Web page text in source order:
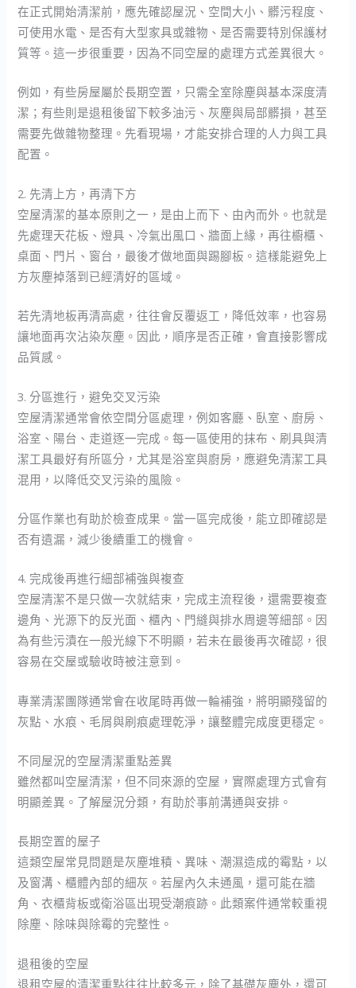
在正式開始清潔前，應先確認屋況、空間大小、髒污程度、
可使用水電、是否有大型家具或雜物、是否需要特別保護材
質等。這一步很重要，因為不同空屋的處理方式差異很大。
例如，有些房屋屬於長期空置，只需全室除塵與基本深度清
潔；有些則是退租後留下較多油污、灰塵與局部髒損，甚至
需要先做雜物整理。先看現場，才能安排合理的人力與工具
配置。
2. 先清上方，再清下方
空屋清潔的基本原則之一，是由上而下、由內而外。也就是
先處理天花板、燈具、冷氣出風口、牆面上緣，再往櫥櫃、
桌面、門片、窗台，最後才做地面與踢腳板。這樣能避免上
方灰塵掉落到已經清好的區域。
若先清地板再清高處，往往會反覆返工，降低效率，也容易
讓地面再次沾染灰塵。因此，順序是否正確，會直接影響成
品質感。
3. 分區進行，避免交叉污染
空屋清潔通常會依空間分區處理，例如客廳、臥室、廚房、
浴室、陽台、走道逐一完成。每一區使用的抹布、刷具與清
潔工具最好有所區分，尤其是浴室與廚房，應避免清潔工具
混用，以降低交叉污染的風險。
分區作業也有助於檢查成果。當一區完成後，能立即確認是
否有遺漏，減少後續重工的機會。
4. 完成後再進行細部補強與複查
空屋清潔不是只做一次就結束，完成主流程後，還需要複查
邊角、光源下的反光面、櫃內、門縫與排水周邊等細部。因
為有些污漬在一般光線下不明顯，若未在最後再次確認，很
容易在交屋或驗收時被注意到。
專業清潔團隊通常會在收尾時再做一輪補強，將明顯殘留的
灰點、水痕、毛屑與刷痕處理乾淨，讓整體完成度更穩定。
不同屋況的空屋清潔重點差異
雖然都叫空屋清潔，但不同來源的空屋，實際處理方式會有
明顯差異。了解屋況分類，有助於事前溝通與安排。
長期空置的屋子
這類空屋常見問題是灰塵堆積、異味、潮濕造成的霉點，以
及窗溝、櫃體內部的細灰。若屋內久未通風，還可能在牆
角、衣櫃背板或衛浴區出現受潮痕跡。此類案件通常較重視
除塵、除味與除霉的完整性。
退租後的空屋
退租空屋的清潔重點往往比較多元，除了基礎灰塵外，還可